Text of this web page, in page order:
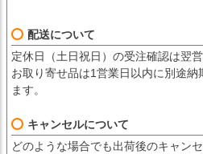
配送について
定休日（土日祝日）の受注確認は翌営
お取り寄せ品は1営業日以内に別途納
ます。
キャンセルについて
どのような場合でも出荷後のキャン